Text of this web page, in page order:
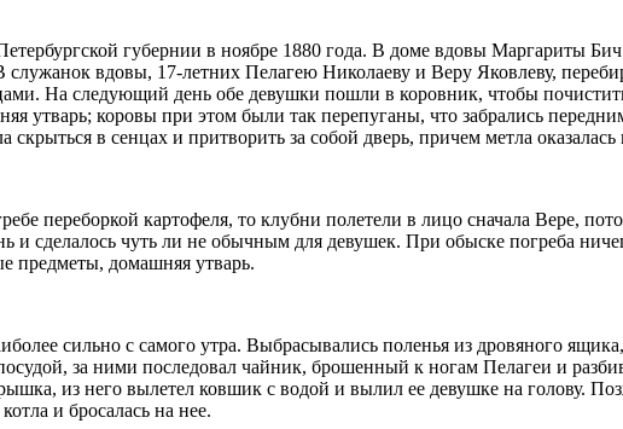
губернии в ноябре 1880 года. В доме вдовы Маргариты
служанок вдовы, 17-летних Пелагею Николаеву и Веру Яковлеву,
На следующий день обе девушки пошли в коровник, чтобы
утварь; коровы при этом были так перепуганы, что забрались
скрыться в сенцах и притворить за собой дверь, причем метла
переборкой картофеля, то клубни полетели в лицо сначала Вере,
и сделалось чуть ли не обычным для девушек. При обыске погреба
предметы, домашняя утварь.
сильно с самого утра. Выбрасывались поленья из дровяного
за ними последовал чайник, брошенный к ногам Пелагеи и
из него вылетел ковшик с водой и вылил ее девушке на голову.
и бросалась на нее.